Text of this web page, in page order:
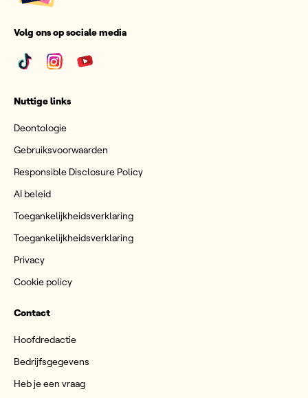
Volg ons op sociale media
Nuttige links
Deontologie
Gebruiksvoorwaarden
Responsible Disclosure Policy
AI beleid
Toegankelijkheidsverklaring
Toegankelijkheidsverklaring
Privacy
Cookie policy
Contact
Hoofdredactie
Bedrijfsgegevens
Heb je een vraag